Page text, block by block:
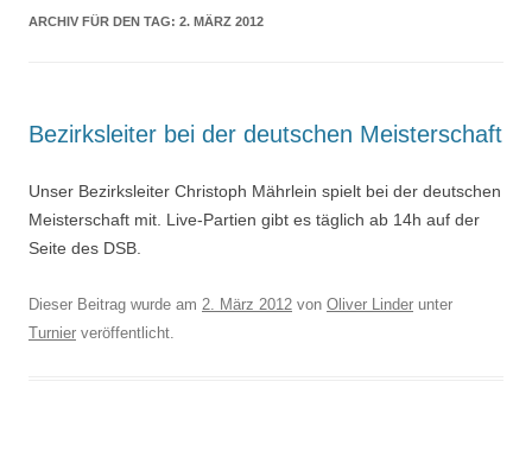
ARCHIV FÜR DEN TAG: 2. MÄRZ 2012
Bezirksleiter bei der deutschen Meisterschaft
Unser Bezirksleiter Christoph Mährlein spielt bei der deutschen
Meisterschaft mit. Live-Partien gibt es täglich ab 14h auf der
Seite des DSB.
Dieser Beitrag wurde am 2. März 2012 von Oliver Linder unter
Turnier veröffentlicht.